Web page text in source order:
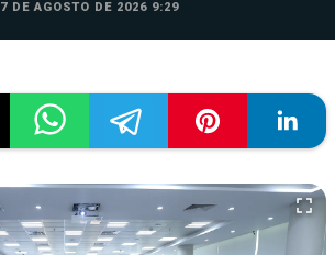
7 DE AGOSTO DE 2026 9:29